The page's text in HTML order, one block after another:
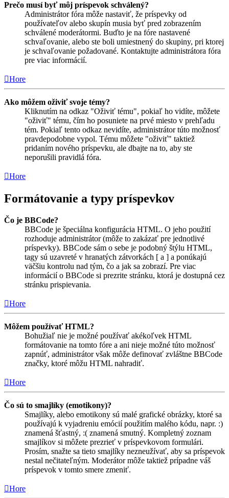
Prečo musí byť môj príspevok schválený?
Administrátor fóra môže nastaviť, že príspevky od
používateľov alebo skupín musia byť pred zobrazením
schválené moderátormi. Buďto je na fóre nastavené
schvaľovanie, alebo ste boli umiestnený do skupiny, pri ktorej
je schvaľovanie požadované. Kontaktujte administrátora fóra
pre viac informácií.
Hore
Ako môžem oživiť svoje témy?
Kliknutím na odkaz "Oživiť tému", pokiaľ ho vidíte, môžete
"oživiť" tému, čím ho posuniete na prvé miesto v prehľadu
tém. Pokiaľ tento odkaz nevidíte, administrátor túto možnosť
pravdepodobne vypol. Tému môžete "oživiť" taktiež
pridaním nového príspevku, ale dbajte na to, aby ste
neporušili pravidlá fóra.
Hore
Formátovanie a typy príspevkov
Čo je BBCode?
BBCode je špeciálna konfigurácia HTML. O jeho použití
rozhoduje administrátor (môže to zakázať pre jednotlivé
príspevky). BBCode sám o sebe je podobný štýlu HTML,
tagy sú uzavreté v hranatých zátvorkách [ a ] a ponúkajú
väčšiu kontrolu nad tým, čo a jak sa zobrazí. Pre viac
informácií o BBCode si prezrite stránku, ktorá je dostupná cez
stránku prispievania.
Hore
Môžem používať HTML?
Bohužiaľ nie je možné používať akékoľvek HTML
formátovanie na tomto fóre a ani nieje možné túto možnosť
zapnúť, administrátor však môže definovať zvláštne BBCode
značky, ktoré môžu HTML nahradiť.
Hore
Čo sú to smajlíky (emotikony)?
Smajlíky, alebo emotikony sú malé grafické obrázky, ktoré sa
používajú k vyjadreniu emócií použitím malého kódu, napr. :)
znamená šťastný, :( znamená smutný. Kompletný zoznam
smajlíkov si môžete prezrieť v príspevkovom formulári.
Prosím, snažte sa tieto smajlíky nezneužívať, aby sa príspevok
nestal nečitateľným. Moderátor môže taktiež prípadne váš
príspevok v tomto smere zmeniť.
Hore